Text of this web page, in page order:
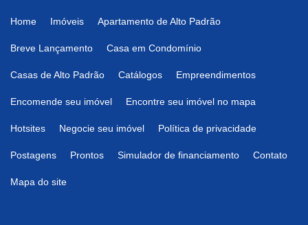
Home Imóveis Apartamento de Alto Padrão
Breve Lançamento Casa em Condomínio
Casas de Alto Padrão Catálogos Empreendimentos
Encomende seu imóvel Encontre seu imóvel no mapa
Hotsites Negocie seu imóvel Política de privacidade
Postagens Prontos Simulador de financiamento Contato
Mapa do site